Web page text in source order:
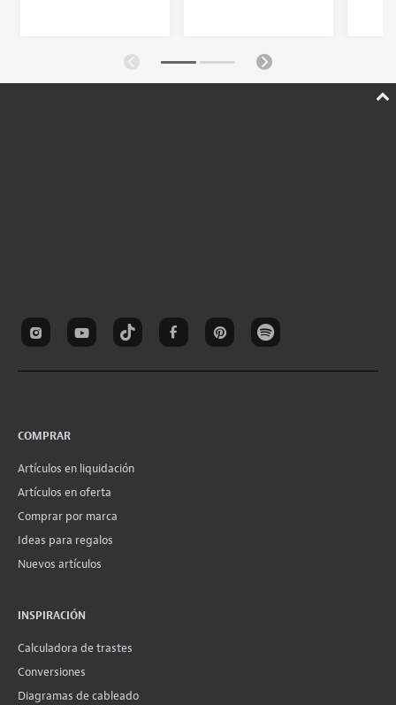
COMPRAR
Artículos en liquidación
Artículos en oferta
Comprar por marca
Ideas para regalos
Nuevos artículos
INSPIRACIÓN
Calculadora de trastes
Conversiones
Diagramas de cableado